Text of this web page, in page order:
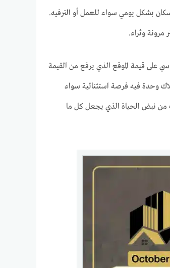
للسكان بشكل يومي سواء للعمل أو الترفيه.
مرونة وثراء.
على قيمة الموقع الذي يرفع من القيمة
وحدة فيه فرصة استثنائية سواء
من نبض الحياة الذي يجعل كل ما